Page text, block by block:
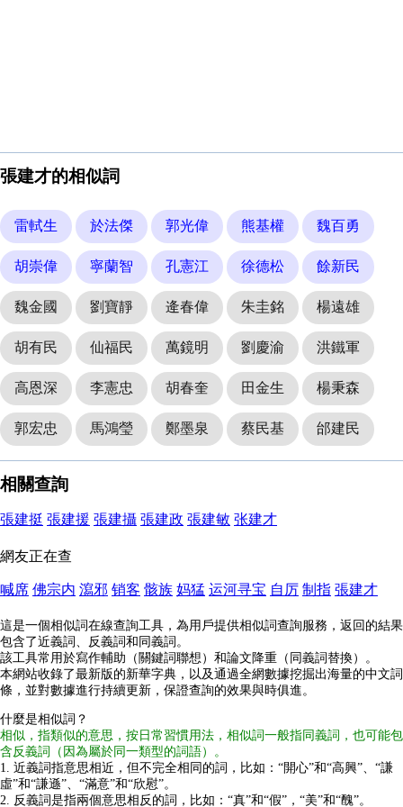
張建才的相似詞
雷軾生 於法傑 郭光偉 熊基權 魏百勇
胡崇偉 寧蘭智 孔憲江 徐德松 餘新民
魏金國 劉寶靜 逄春偉 朱圭銘 楊遠雄
胡有民 仙福民 萬鏡明 劉慶渝 洪鐵軍
高恩深 李憲忠 胡春奎 田金生 楊秉森
郭宏忠 馬鴻瑩 鄭墨泉 蔡民基 邰建民
相關查詢
張建挺 張建援 張建攝 張建政 張建敏 张建才
網友正在查
喊席 佛宗内 瀉邪 销客 骸族 妈猛 运河寻宝 自厉 制指 張建才
這是一個相似詞在線查詢工具，為用戶提供相似詞查詢服務，返回的結果
包含了近義詞、反義詞和同義詞。
該工具常用於寫作輔助（關鍵詞聯想）和論文降重（同義詞替換）。
本網站收錄了最新版的新華字典，以及通過全網數據挖掘出海量的中文詞
條，並對數據進行持續更新，保證查詢的效果與時俱進。
什麼是相似詞？
相似，指類似的意思，按日常習慣用法，相似詞一般指同義詞，也可能包
含反義詞（因為屬於同一類型的詞語）。
1. 近義詞指意思相近，但不完全相同的詞，比如：“開心”和“高興”、“謙
虛”和“謙遜”、“滿意”和“欣慰”。
2. 反義詞是指兩個意思相反的詞，比如：“真”和“假”，“美”和“醜”。